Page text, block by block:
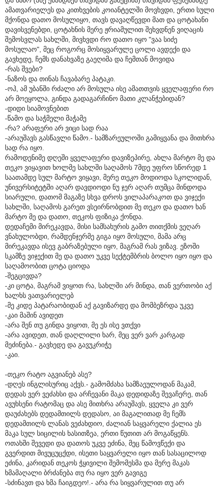
ამათვარიელეს და კითხვების კოიანტელში მოვხვდი, ერთი სული
მქონდა დათო მოსულიყო, თავს დავაღწევდი მათ და ცოტახანი
დავისვენებდი, ცოტახნის მერე ჟრიამულით შეხვდნენ ვიღაცის
შემოსვლას სახლში, მივხვდი რო დათო იყო "ვაა სიძე
მოსულაო", მეც როგორც მოსიყვარულე ცოლი ავდექი და
გავხედე, ჩემს დანახვაზე გაეღიმა და ჩემთან მოვიდა
-რას შვები?
-ნაზოს და თინას ჩავაბარე პატაკი.
-ოჰ, ამ უბანში რძალი არ მოსულა ისე ამათთვის ყველაფერი რო
არ მოეყოლა, გინდა გადაგარჩინო მათი კლანჭებიდან?
-დიდი სიამოვნებით
-წამო და საჭმელი მაჭამე
-რა? არაფერი არ ვიცი სად რაა
-არაუშავს გასწავლი წამო.- სამზარეულოში გამიყვანა და მითხრა
სად რა იყო.
რამოდენიმე დღეში ყველაფერი დავიზეპირე, ახლა მარტო მე და
თეკო ვიყავით ხოლმე სახლში საღამოს 7მდე უფრო სწორედ 1
საათამდე სულ მარტო ვიყავი, მერე თეკო მოდიოდა სკოლიდან,
უნივერსიტეტში აღარ დავდიოდი ნუ ჯერ აღარ თუმცა მინდოდა
სიარული, დათომ მაგაზე სხვა დროს ვილაპარაკოთ და ვიჯექი
სახლში, საღამოს გარეთ ვსეირნობდით მე თეკო და დათო ხან
მარტო მე და დათო, თეკოს ფიზიკა ქონდა.
დედაჩემი მირეკავდა, მისი სამსახურის გამო თითქმის ვეღარ
ვნახულობდი, რამდენჯერმე გიგა იყო მოსული, მამა არც
მირეკავდა ისევ გაბრაზებული იყო, მაგრამ რას ვიზავ. ეზოში
სკამზე ვიჯექით მე და დათო უკვე სექტემბრის ბოლო იყო იყო და
საღამოობით ცოტა ციოდა
-შეგცივდა?
-კი ცოტა, მაგრამ ვიყოთ რა, სახლში არ მინდა, თან ვერთობი აქ
ხალხს ვათვარიელებ
-მე კიდე პატარაობიდან აქ გავიზარდე და მომბეზრდა უკვე
-კაი მაშინ ავიდეთ
-არა შენ თუ გინდა ვიყოთ, მე ეს ისე ვთქვი
-არა ავიდეთ, თან დაღლილი ხარ, მეც ვერ ვარ კარგად
მეძინება.- გავხედე და გავუკრიჭე
-კაი.
-თეკო რატო აგვიანებ ასე?
-დღეს ინგლისურიც აქვს.- გამომძახა სამზაეულოდან მაკამ,
დედას ვერ ვეძახსი და არჩევანი მაკა დედიდაზე შევაჩერე, თან
ავუხსენი რატომაც და ასე მითხრა არაუშავს, ყველა კი ვერ
დაუძახებს დედამთილს დედასო, აი მაგალითად მე ჩემს
დედამთილს ლანას ვეძახდიო, ძალიან საყვარელი ქალია ეს
მაკა სულ სიცილის ხასითზეა, ერთი წუთით არ მოგაწყენს.
ოთახში შევედი და დათოს უკვე ეძინა, მეც წამოვწექი და
გვერდით მივუცუცქდი, ისეთი საყვარელი იყო თან სასაცილოდ
ეძინა, კარიდან თეკოს ჭყივილი შემომესმა და მერე მაკას
ხმამაღალი ბრძანება თუ რა იყო ვერ გავიგე
-სძინავთ და ხმა ჩაიგდეო!.- არა რა სიყვარულით თუ არ